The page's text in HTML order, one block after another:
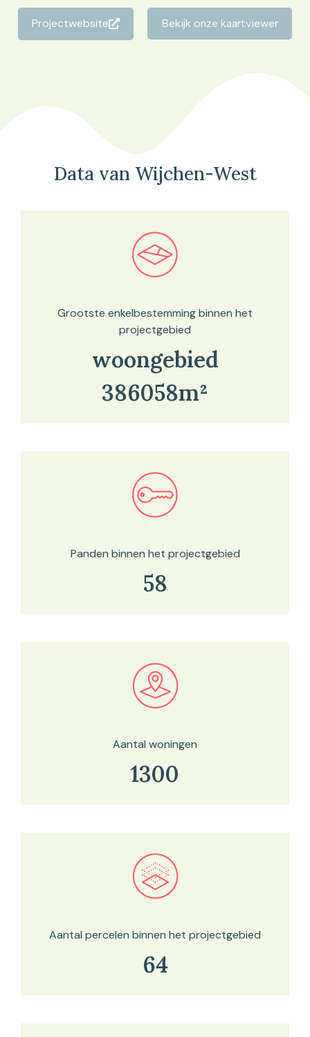
Projectwebsite Bekijk onze kaartviewer
Data van Wijchen-West
Bekijk in onze kaartviewer
Grootste enkelbestemming binnen het
projectgebied
woongebied
386058m²
Bekijk in onze kaartviewer
Panden binnen het projectgebied
58
Bekijk in onze kaartviewer
Aantal woningen
1300
Bekijk in onze kaartviewer
Aantal percelen binnen het projectgebied
64